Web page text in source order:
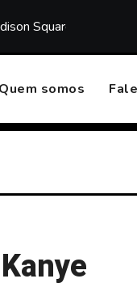
Square Garden
Quem somos